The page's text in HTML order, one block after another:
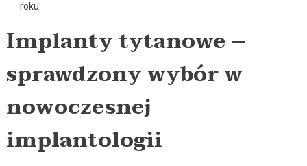
roku.
Implanty tytanowe –
sprawdzony wybór w
nowoczesnej
implantologii